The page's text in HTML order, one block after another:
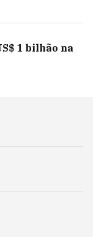
1 bilhão na